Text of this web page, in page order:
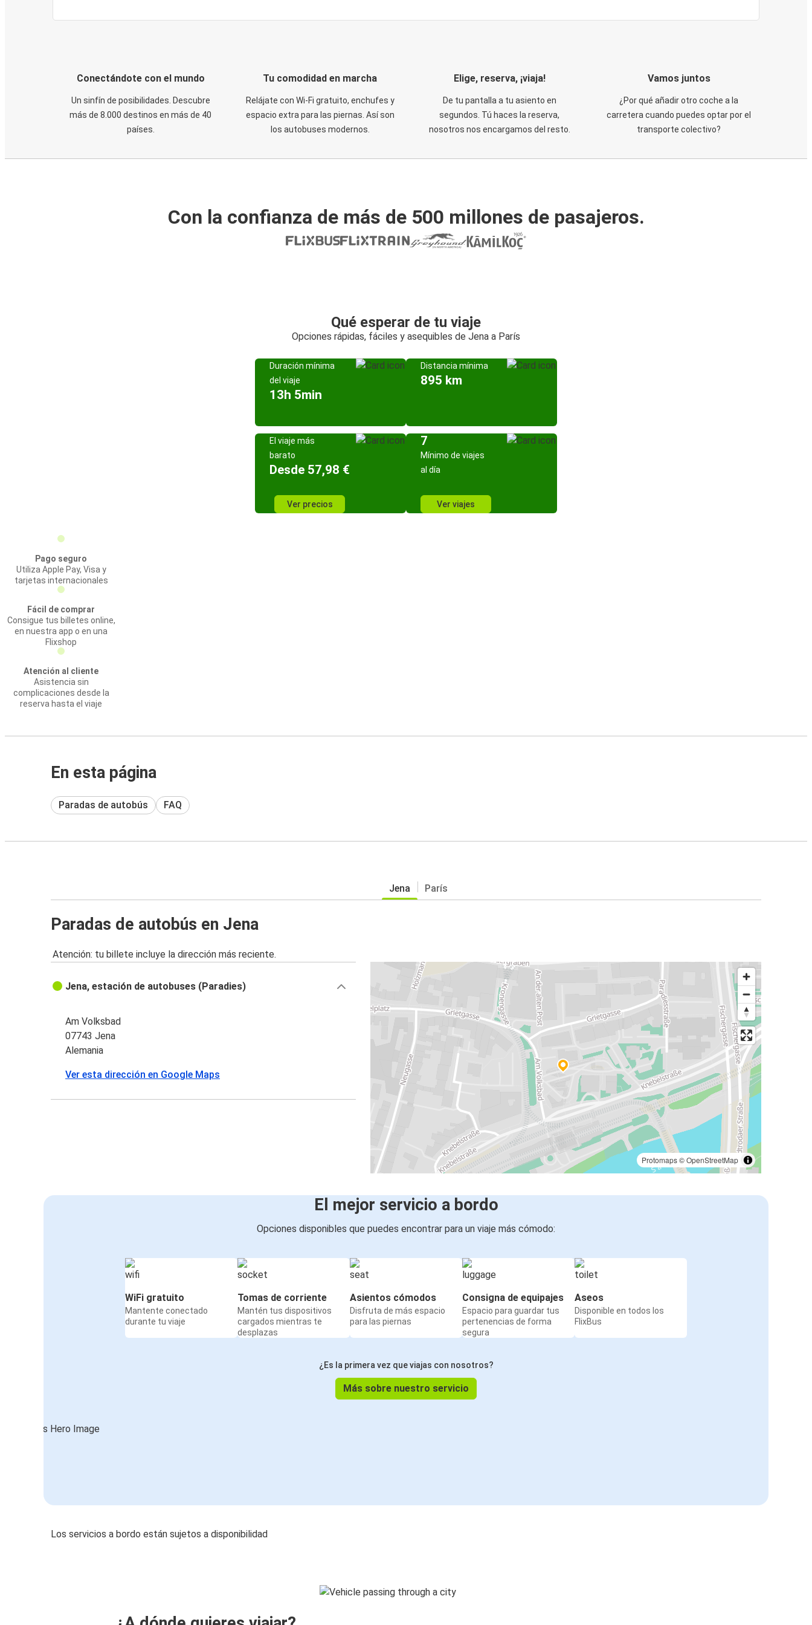
Conectándote con el mundo
Un sinfín de posibilidades. Descubre
más de 8.000 destinos en más de 40
países.
Tu comodidad en marcha
Relájate con Wi-Fi gratuito, enchufes y
espacio extra para las piernas. Así son
los autobuses modernos.
Elige, reserva, ¡viaja!
De tu pantalla a tu asiento en
segundos. Tú haces la reserva,
nosotros nos encargamos del resto.
Vamos juntos
¿Por qué añadir otro coche a la
carretera cuando puedes optar por el
transporte colectivo?
Con la confianza de más de 500 millones de pasajeros.
Qué esperar de tu viaje
Opciones rápidas, fáciles y asequibles de Jena a París
Duración mínima
del viaje
13h 5min
Distancia mínima
895 km
El viaje más
barato
Desde 57,98 €
Ver precios
7
Mínimo de viajes
al día
Ver viajes
Pago seguro
Utiliza Apple Pay, Visa y
tarjetas internacionales
Fácil de comprar
Consigue tus billetes online,
en nuestra app o en una
Flixshop
Atención al cliente
Asistencia sin
complicaciones desde la
reserva hasta el viaje
En esta página
Paradas de autobús FAQ
Jena París
Paradas de autobús en Jena
Atención: tu billete incluye la dirección más reciente.
Protomaps©OpenStreetMap
Jena, estación de autobuses (Paradies)
Am Volksbad
07743 Jena
Alemania
Ver esta dirección en Google Maps
El mejor servicio a bordo
Opciones disponibles que puedes encontrar para un viaje más cómodo:
WiFi gratuito
Mantente conectado
durante tu viaje
Tomas de corriente
Mantén tus dispositivos
cargados mientras te
desplazas
Asientos cómodos
Disfruta de más espacio
para las piernas
Consigna de equipajes
Espacio para guardar tus
pertenencias de forma
segura
Aseos
Disponible en todos los
FlixBus
¿Es la primera vez que viajas con nosotros?
Más sobre nuestro servicio
Los servicios a bordo están sujetos a disponibilidad